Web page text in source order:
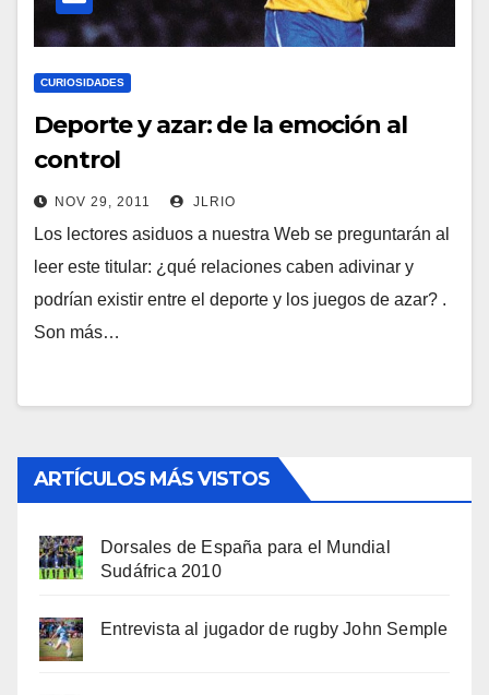
CURIOSIDADES
Deporte y azar: de la emoción al
control
NOV 29, 2011 JLRIO
Los lectores asiduos a nuestra Web se preguntarán al
leer este titular: ¿qué relaciones caben adivinar y
podrían existir entre el deporte y los juegos de azar? .
Son más…
ARTÍCULOS MÁS VISTOS
Dorsales de España para el Mundial
Sudáfrica 2010
Entrevista al jugador de rugby John Semple